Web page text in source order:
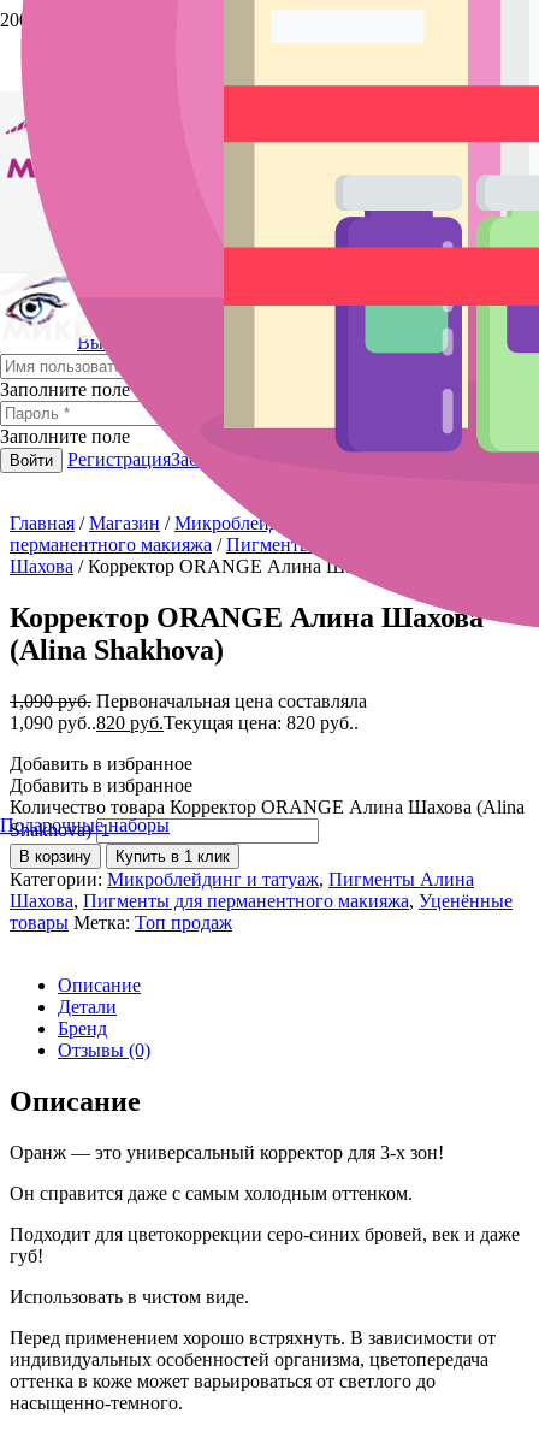
Подарочные наборы
Выйти
Заполните поле
Заполните поле
Войти РегистрацияЗабыли пароль?
Скидка
Главная /Магазин /Микроблейдинг и татуаж
перманентного макияжа /Пигменты Алина
Шахова / Корректор ORANGE Алина Шахова (Alina Shakhova)
Корректор ORANGE Алина Шахова
(Alina Shakhova)
1,090руб. Первоначальная цена составляла
1,090 руб..820 руб.Текущая цена: 820 руб..
Добавить в избранное
Добавить в избранное
Количество товара Корректор ORANGE Алина Шахова (Alina
Shakhova)
В корзину Купить в 1 клик
Категории: Микроблейдинг и татуаж, Пигменты Алина
Шахова, Пигменты для перманентного макияжа, Уценённые
товары Метка: Топ продаж
Описание
Детали
Бренд
Отзывы (0)
Описание
Оранж — это универсальный корректор для 3-х зон!
Он справится даже с самым холодным оттенком.
Подходит для цветокоррекции серо-синих бровей, век и даже
губ!
Использовать в чистом виде.
Перед применением хорошо встряхнуть. В зависимости от
индивидуальных особенностей организма, цветопередача
оттенка в коже может варьироваться от светлого до
насыщенно-темного.